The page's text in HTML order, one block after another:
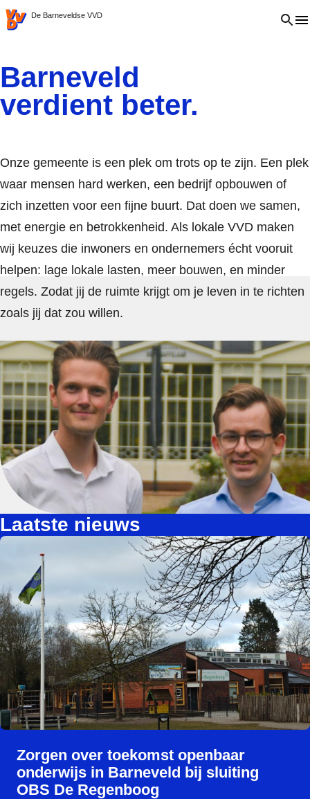
VVD.nlDe Barneveldse VVD Open
Barneveld
verdient beter.
Onze gemeente is een plek om trots op te zijn. Een plek
waar mensen hard werken, een bedrijf opbouwen of
zich inzetten voor een fijne buurt. Dat doen we samen,
met energie en betrokkenheid. Als lokale VVD maken
wij keuzes die inwoners en ondernemers écht vooruit
helpen: lage lokale lasten, meer bouwen, en minder
regels. Zodat jij de ruimte krijgt om je leven in te richten
zoals jij dat zou willen.
Laatste nieuws
Zorgen over toekomst openbaar
onderwijs in Barneveld bij sluiting
OBS De Regenboog